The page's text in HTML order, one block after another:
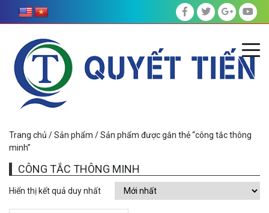
Trang chủ /Sản phẩm / Sản phẩm được gắn thẻ “công tắc thông
minh”
CÔNG TẮC THÔNG MINH
Hiển thị kết quả duy nhất